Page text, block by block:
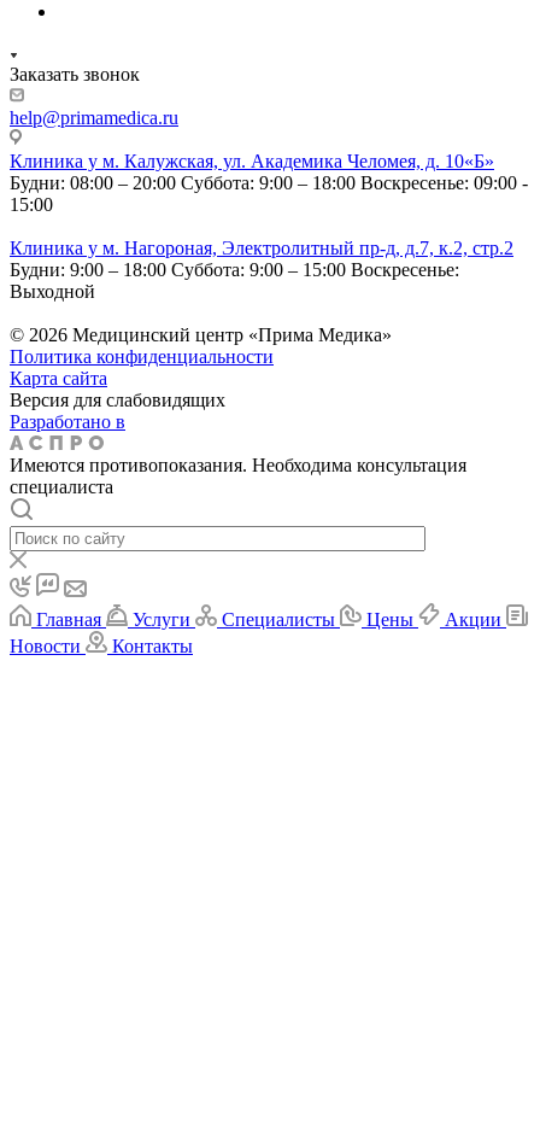
Заказать звонок
help@primamedica.ru
Клиника у м. Калужская, ул. Академика Челомея, д. 10«Б»
Будни: 08:00 – 20:00 Суббота: 9:00 – 18:00 Воскресенье: 09:00 -
15:00
Клиника у м. Нагороная, Электролитный пр-д, д.7, к.2, стр.2
Будни: 9:00 – 18:00 Суббота: 9:00 – 15:00 Воскресенье:
Выходной
© 2026 Медицинский центр «Прима Медика»
Политика конфиденциальности
Карта сайта
Версия для слабовидящих
Разработано в
Имеются противопоказания. Необходима консультация
специалиста
Главная Услуги Специалисты Цены
Акции
Новости
Контакты